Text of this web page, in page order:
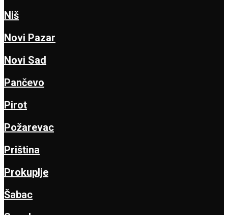
Niš
Novi Pazar
Novi Sad
Pančevo
Pirot
Požarevac
Priština
Prokuplje
Šabac